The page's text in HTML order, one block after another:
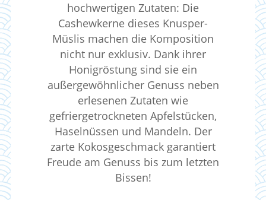
hochwertigen Zutaten: Die
Cashewkerne dieses Knusper-
Müslis machen die Komposition
nicht nur exklusiv. Dank ihrer
Honigröstung sind sie ein
außergewöhnlicher Genuss neben
erlesenen Zutaten wie
gefriergetrockneten Apfelstücken,
Haselnüssen und Mandeln. Der
zarte Kokosgeschmack garantiert
Freude am Genuss bis zum letzten
Bissen!